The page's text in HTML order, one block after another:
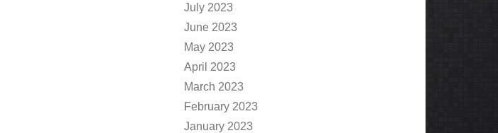
July 2023
June 2023
May 2023
April 2023
March 2023
February 2023
January 2023